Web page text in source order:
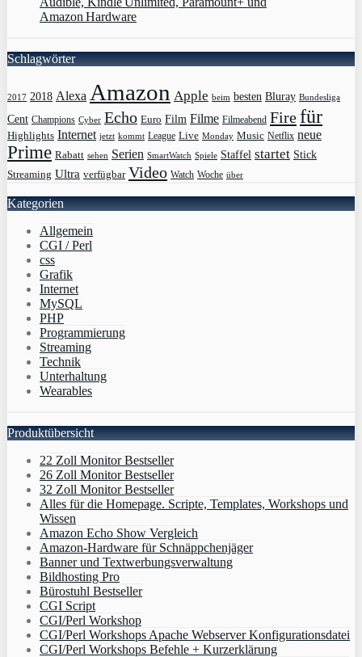
Amazon Hardware
Schlagwörter
2017 2018 Alexa Amazon Apple beim besten Bluray Bundesliga
Cent Champions Cyber Echo Euro Film Filme Filmeabend Firefür
Highlights Internet jetzt kommt League Live Monday Music Netflix neue
Prime Rabatt sehen Serien SmartWatch Spiele Staffel startet Stick
Streaming Ultra verfügbar Video Watch Woche über
Kategorien
Allgemein
CGI / Perl
css
Grafik
Internet
MySQL
PHP
Programmierung
Streaming
Technik
Unterhaltung
Wearables
Produktübersicht
22 Zoll Monitor Bestseller
26 Zoll Monitor Bestseller
32 Zoll Monitor Bestseller
Alles für die Homepage. Scripte, Templates, Workshops und
Wissen
Amazon Echo Show Vergleich
Amazon-Hardware für Schnäppchenjäger
Banner und Textwerbungsverwaltung
Bildhosting Pro
Bürostuhl Bestseller
CGI Script
CGI/Perl Workshop
CGI/Perl Workshops Apache Webserver Konfigurationsdatei
CGI/Perl Workshops Befehle + Kurzerklärung